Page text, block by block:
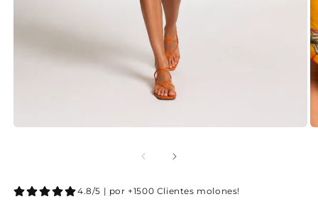
4.8/5 | por +1500 Clientes molones!